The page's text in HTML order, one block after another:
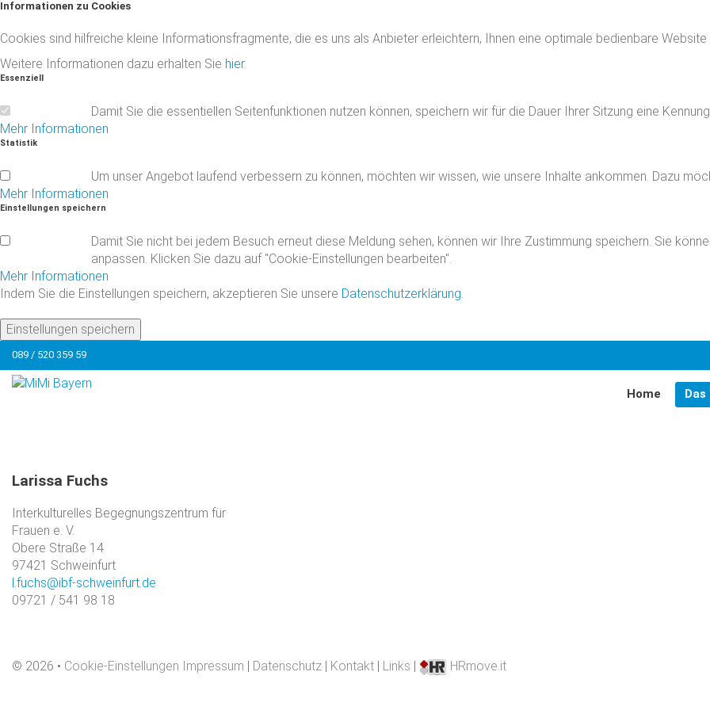
Informationen zu Cookies
Cookies sind hilfreiche kleine Informationsfragmente, die es uns als Anbieter erleichtern, Ihnen eine optimale bedienbare Website
Weitere Informationen dazu erhalten Sie hier.
Essenziell
Damit Sie die essentiellen Seitenfunktionen nutzen können, speichern wir für die Dauer Ihrer Sitzung eine
Mehr Informationen
Statistik
Um unser Angebot laufend verbessern zu können, möchten wir wissen, wie unsere Inhalte ankommen. Dazu
Mehr Informationen
Einstellungen speichern
Damit Sie nicht bei jedem Besuch erneut diese Meldung sehen, können wir Ihre Zustimmung speichern. Sie
anpassen. Klicken Sie dazu auf "Cookie-Einstellungen bearbeiten".
Mehr Informationen
Indem Sie die Einstellungen speichern, akzeptieren Sie unsere Datenschutzerklärung.
Einstellungen speichern
089 / 520 359 59
Home
Larissa Fuchs
Interkulturelles Begegnungszentrum für
Frauen e. V.
Obere Straße 14
97421 Schweinfurt
l.fuchs@ibf-schweinfurt.de
09721 / 541 98 18
© 2026 Cookie-Einstellungen Impressum | Datenschutz | Kontakt | Links | HRmove.it